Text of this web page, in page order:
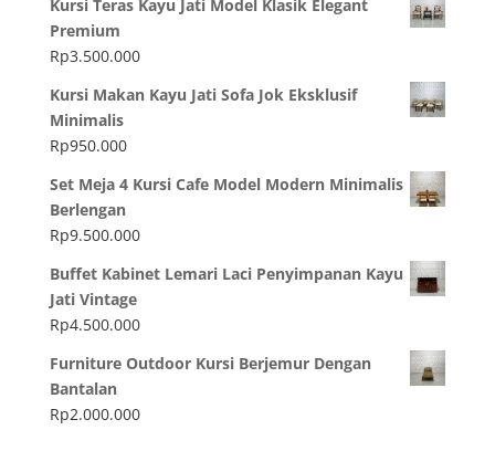
Kursi Teras Kayu Jati Model Klasik Elegant
Premium
Rp3.500.000
Kursi Makan Kayu Jati Sofa Jok Eksklusif
Minimalis
Rp950.000
Set Meja 4 Kursi Cafe Model Modern Minimalis
Berlengan
Rp9.500.000
Buffet Kabinet Lemari Laci Penyimpanan Kayu
Jati Vintage
Rp4.500.000
Furniture Outdoor Kursi Berjemur Dengan
Bantalan
Rp2.000.000